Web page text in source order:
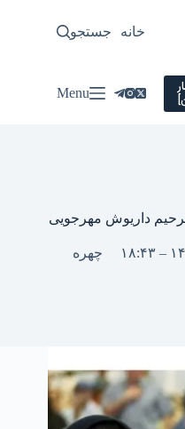
خانه سیاسی
جستجو
Menu
داریوش مهرجویی
چهره